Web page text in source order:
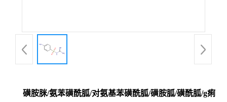
磺胺脒/氨苯磺酰胍/对氨基苯磺酰胍/磺胺胍/磺酰胍/g痢